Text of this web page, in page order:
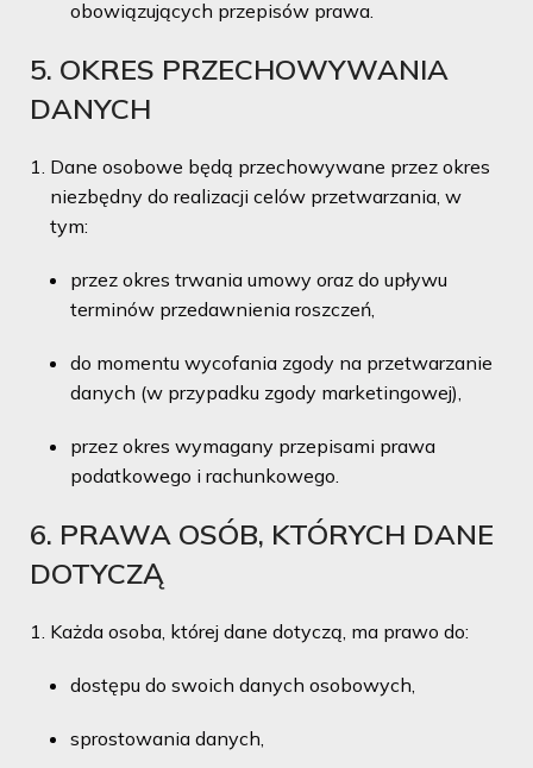
obowiązujących przepisów prawa.
5. OKRES PRZECHOWYWANIA
DANYCH
Dane osobowe będą przechowywane przez okres
niezbędny do realizacji celów przetwarzania, w
tym:
przez okres trwania umowy oraz do upływu
terminów przedawnienia roszczeń,
do momentu wycofania zgody na przetwarzanie
danych (w przypadku zgody marketingowej),
przez okres wymagany przepisami prawa
podatkowego i rachunkowego.
6. PRAWA OSÓB, KTÓRYCH DANE
DOTYCZĄ
Każda osoba, której dane dotyczą, ma prawo do:
dostępu do swoich danych osobowych,
sprostowania danych,